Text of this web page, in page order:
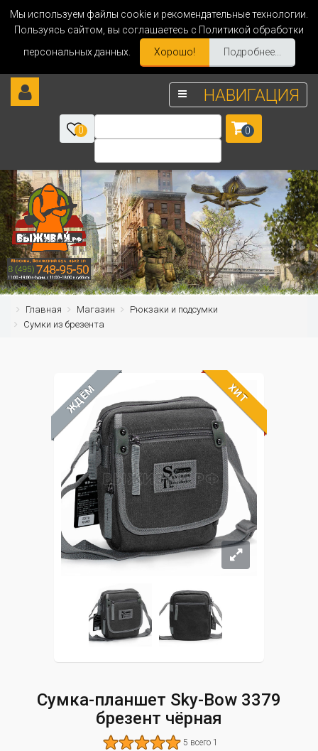
Мы используем файлы cookie и рекомендательные технологии.
Пользуясь сайтом, вы соглашаетесь с Политикой обработки
персональных данных.
Хорошо! Подробнее...
НАВИГАЦИЯ
0 0
Главная Магазин
Рюкзаки и подсумки
Сумки из брезента
ЖДЁМ ХИТ
Сумка-планшет Sky-Bow 3379
брезент чёрная
5 всего 1